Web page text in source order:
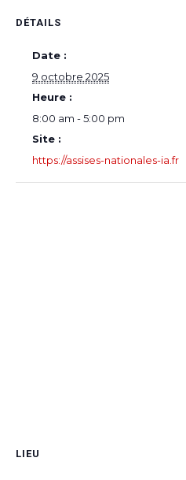
DÉTAILS
Date :
9 octobre 2025
Heure :
8:00 am - 5:00 pm
Site :
https://assises-nationales-ia.fr
LIEU